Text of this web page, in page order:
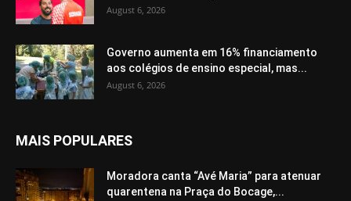
August 6, 2026
Governo aumenta em 16% financiamento
aos colégios de ensino especial, mas...
August 6, 2026
MAIS POPULARES
Moradora canta “Avé Maria” para atenuar
quarentena na Praça do Bocage,...